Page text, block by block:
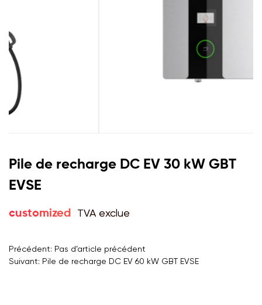
Pile de recharge DC EV 30 kW GBT
EVSE
customized TVA exclue
Précédent: Pas d’article précédent
Suivant: Pile de recharge DC EV 60 kW GBT EVSE